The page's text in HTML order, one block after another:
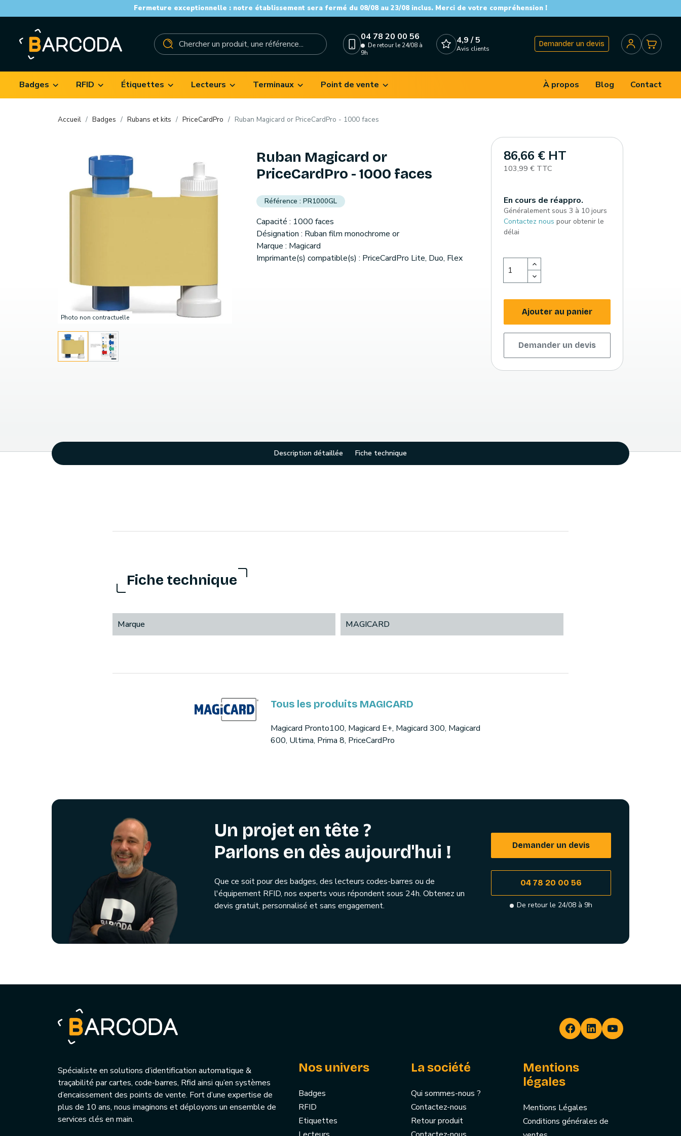
Fermeture exceptionnelle : notre établissement sera fermé du 08/08 au 23/08 inclus. Merci de votre compréhension !
04 78 20 00 56
De retour le 24/08 à
9h
4,9 / 5
Avis clients
Demander un devis
Badges RFID Étiquettes Lecteurs Terminaux Point de vente À propos Blog Contact
Accueil Badges Rubans et kits PriceCardPro Ruban Magicard or PriceCardPro - 1000 faces
Photo non contractuelle
Ruban Magicard or
PriceCardPro - 1000 faces
PR1000GL
Capacité : 1000 faces
Désignation : Ruban film monochrome or
Marque : Magicard
Imprimante(s) compatible(s) : PriceCardPro Lite, Duo, Flex
86,66 € HT
103,99 € TTC
En cours de réappro.
Généralement sous 3 à 10 jours
Contactez nous pour obtenir le
délai
Ajouter au panier
Demander un devis
Description détaillée Fiche technique
Fiche technique
Marque MAGICARD
Tous les produits MAGICARD
Magicard Pronto100, Magicard E+, Magicard 300, Magicard
600, Ultima, Prima 8, PriceCardPro
Un projet en tête ?
Parlons en dès aujourd'hui !
Que ce soit pour des badges, des lecteurs codes-barres ou de
l'équipement RFID, nos experts vous répondent sous 24h. Obtenez un
devis gratuit, personnalisé et sans engagement.
Demander un devis
04 78 20 00 56
De retour le 24/08 à 9h
Spécialiste en solutions d’identification automatique &
traçabilité par cartes, code-barres, Rfid ainsi qu’en systèmes
d’encaissement des points de vente. Fort d’une expertise de
plus de 10 ans, nous imaginons et déployons un ensemble de
services clés en main.
Nos univers
Badges
RFID
Etiquettes
La société
Qui sommes-nous ?
Contactez-nous
Retour produit
Mentions
légales
Mentions Légales
Conditions générales de